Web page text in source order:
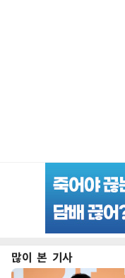
많이 본 기사